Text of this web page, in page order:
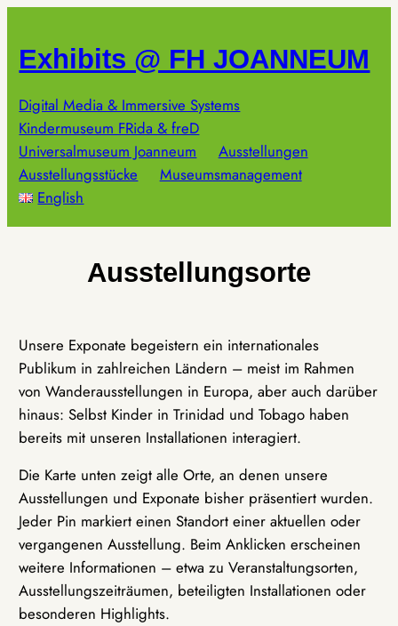
springen
Exhibits @ FH JOANNEUM
Digital Media & Immersive Systems
Kindermuseum FRida & freD
Universalmuseum Joanneum
Ausstellungen
Ausstellungsstücke
Museumsmanagement
English
Ausstellungsorte
Unsere Exponate begeistern ein internationales
Publikum in zahlreichen Ländern – meist im Rahmen
von Wanderausstellungen in Europa, aber auch darüber
hinaus: Selbst Kinder in Trinidad und Tobago haben
bereits mit unseren Installationen interagiert.
Die Karte unten zeigt alle Orte, an denen unsere
Ausstellungen und Exponate bisher präsentiert wurden.
Jeder Pin markiert einen Standort einer aktuellen oder
vergangenen Ausstellung. Beim Anklicken erscheinen
weitere Informationen – etwa zu Veranstaltungsorten,
Ausstellungszeiträumen, beteiligten Installationen oder
besonderen Highlights.